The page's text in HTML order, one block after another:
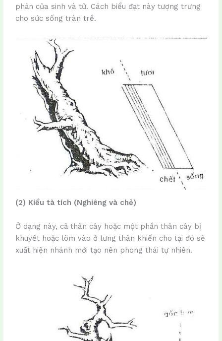
phản của sinh và tử. Cách biểu đạt này tượng trưng
cho sức sống tràn trề.
(2) Kiểu tà tích (Nghiêng và chẻ)
Ở dạng này, cả thân cây hoặc một phần thân cây bị
khuyết hoặc lõm vào ở lưng thân khiến cho tại đó sẽ
xuất hiện nhánh mới tạo nên phong thái tự nhiên.